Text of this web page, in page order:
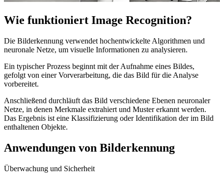
Wie funktioniert Image Recognition?
Die Bilderkennung verwendet hochentwickelte Algorithmen und
neuronale Netze, um visuelle Informationen zu analysieren.
Ein typischer Prozess beginnt mit der Aufnahme eines Bildes,
gefolgt von einer Vorverarbeitung, die das Bild für die Analyse
vorbereitet.
Anschließend durchläuft das Bild verschiedene Ebenen neuronaler
Netze, in denen Merkmale extrahiert und Muster erkannt werden.
Das Ergebnis ist eine Klassifizierung oder Identifikation der im Bild
enthaltenen Objekte.
Anwendungen von Bilderkennung
Überwachung und Sicherheit